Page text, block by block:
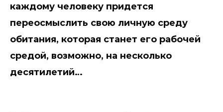
каждому человеку придется
переосмыслить свою личную среду
обитания, которая станет его рабочей
средой, возможно, на несколько
десятилетий…